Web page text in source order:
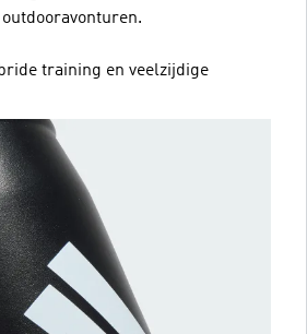
training en veelzijdige